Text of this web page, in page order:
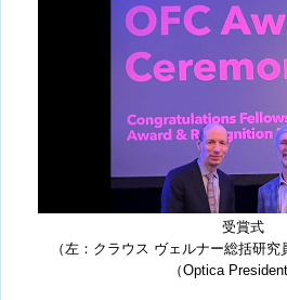
受賞式
（左：クラウス ヴェルナー総括研
（Optica President